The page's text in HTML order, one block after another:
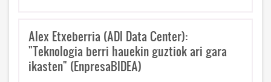
Alex Etxeberria (ADI Data Center):
"Teknologia berri hauekin guztiok ari gara
ikasten" (EnpresaBIDEA)